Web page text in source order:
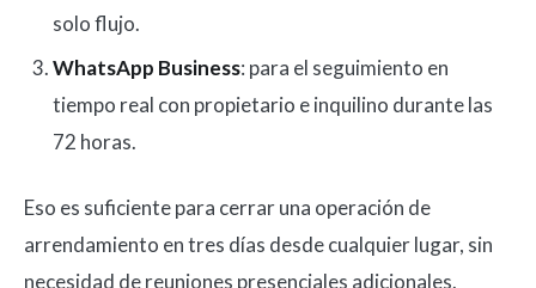
solo flujo.
WhatsApp Business: para el seguimiento en
tiempo real con propietario e inquilino durante las
72 horas.
Eso es suficiente para cerrar una operación de
arrendamiento en tres días desde cualquier lugar, sin
necesidad de reuniones presenciales adicionales.